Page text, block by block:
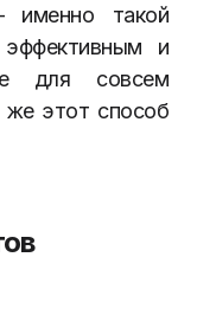
именно такой
эффективным и
для совсем
этот способ